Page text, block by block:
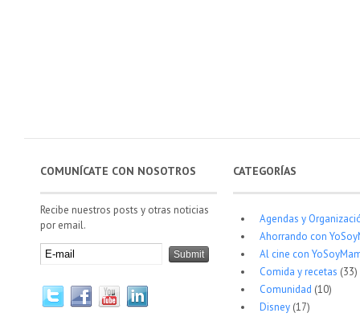
COMUNÍCATE CON NOSOTROS
Recibe nuestros posts y otras noticias
por email.
CATEGORÍAS
Agendas y
Ahorrando con
Al cine con
Comida y recetas (33)
Comunidad (10)
Disney(17)